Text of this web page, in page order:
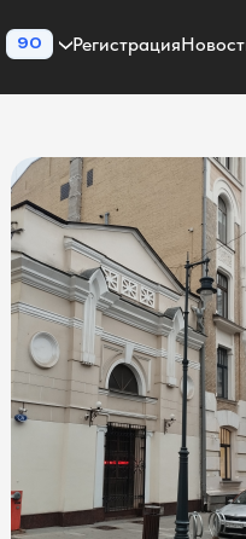
90 Регистрация